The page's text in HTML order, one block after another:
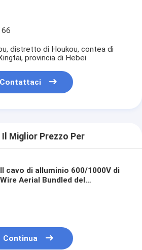
distretto di Houkou, contea di
provincia di Hebei
Contattaci
Miglior Prezzo Per
Il cavo di alluminio 600/1000V di
Wire Aerial Bundled del
Continua